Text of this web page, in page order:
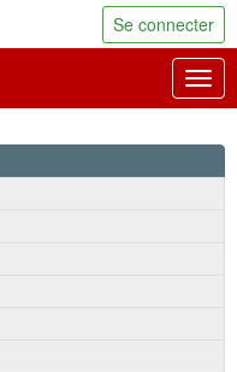
Se connecter